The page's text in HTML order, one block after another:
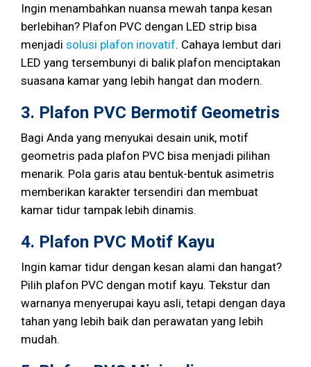
Ingin menambahkan nuansa mewah tanpa kesan
berlebihan? Plafon PVC dengan LED strip bisa
menjadi solusi plafon inovatif. Cahaya lembut dari
LED yang tersembunyi di balik plafon menciptakan
suasana kamar yang lebih hangat dan modern.
3. Plafon PVC Bermotif Geometris
Bagi Anda yang menyukai desain unik, motif
geometris pada plafon PVC bisa menjadi pilihan
menarik. Pola garis atau bentuk-bentuk asimetris
memberikan karakter tersendiri dan membuat
kamar tidur tampak lebih dinamis.
4. Plafon PVC Motif Kayu
Ingin kamar tidur dengan kesan alami dan hangat?
Pilih plafon PVC dengan motif kayu. Tekstur dan
warnanya menyerupai kayu asli, tetapi dengan daya
tahan yang lebih baik dan perawatan yang lebih
mudah.